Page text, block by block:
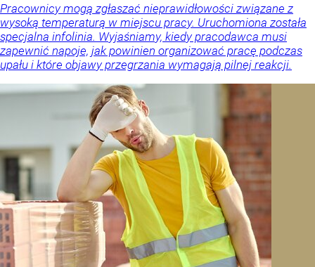
Pracownicy mogą zgłaszać nieprawidłowości związane z
wysoką temperaturą w miejscu pracy. Uruchomiona została
specjalna infolinia. Wyjaśniamy, kiedy pracodawca musi
zapewnić napoje, jak powinien organizować pracę podczas
upału i które objawy przegrzania wymagają pilnej reakcji.